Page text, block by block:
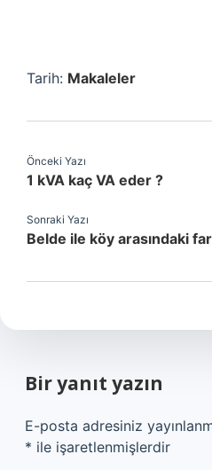
Tarih: Makaleler
Önceki Yazı
1 kVA kaç VA eder ?
Sonraki Yazı
Belde ile köy arasındaki
Bir yanıt yazın
E-posta adresiniz
* ile işaretlenmişlerdir